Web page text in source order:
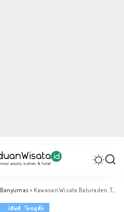
Banyumas > Kawasan Wisata Baturaden, Tempat Wisata Yang Menarik Di Banyumas
Jawa Tengah